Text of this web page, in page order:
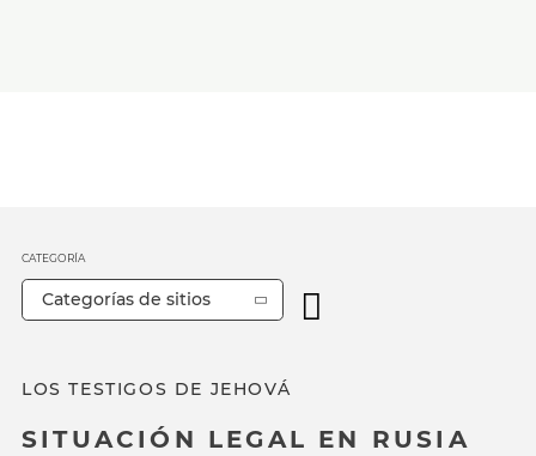
LOS TESTIGOS DE JEHOVÁ
SITUACIÓN LEGAL EN RUSIA
CATEGORÍA
Categorías de sitios